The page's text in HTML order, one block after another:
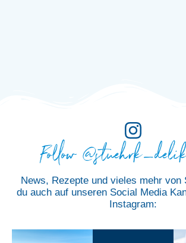
Follow
News, Rezepte und vieles mehr von
du auch auf unseren Social Media
Instagram: